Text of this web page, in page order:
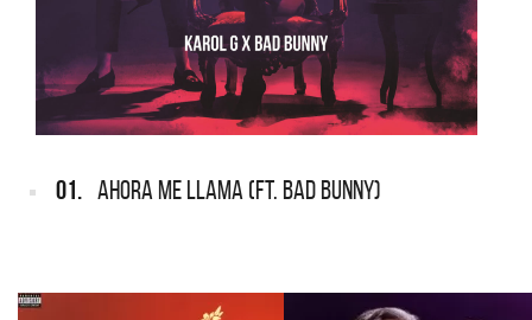
01. AHORA ME LLAMA (FT. BAD BUNNY)